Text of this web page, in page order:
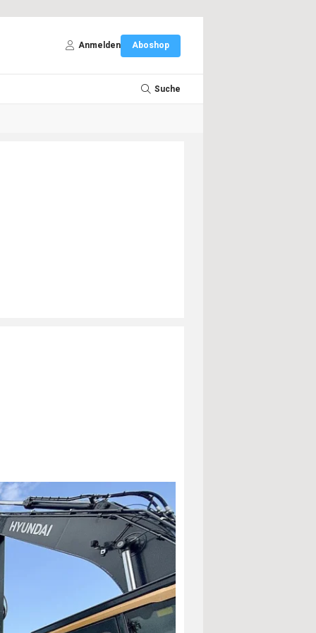
Anmelden Aboshop
Suche